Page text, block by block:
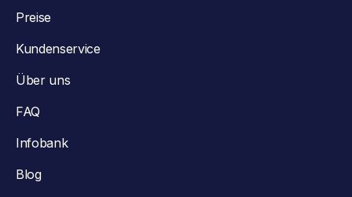
Preise
Kundenservice
Über uns
FAQ
Infobank
Blog